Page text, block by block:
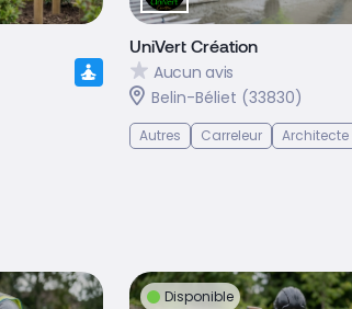
UniVert Création
Aucun avis
Belin-Béliet (33830)
Autres Carreleur Architecte
Disponible